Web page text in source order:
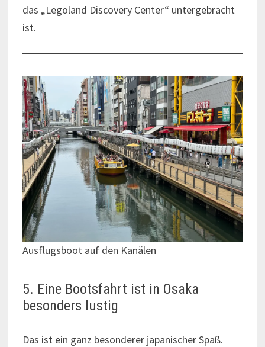
das „Legoland Discovery Center“ untergebracht
ist.
Ausflugsboot auf den Kanälen
5. Eine Bootsfahrt ist in Osaka
besonders lustig
Das ist ein ganz besonderer japanischer Spaß.